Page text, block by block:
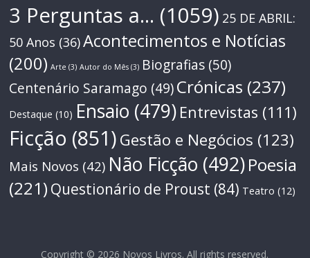
3 Perguntas a... (1059) 25 DE ABRIL:
50 Anos (36)Acontecimentos e Notícias
(200) Arte (3) Autor do Mês (3) Biografias (50)
Centenário Saramago (49)Crónicas (237)
Destaque (10) Ensaio (479) Entrevistas (111)
Ficção (851) Gestão e Negócios (123)
Mais Novos (42) Não Ficção (492)Poesia
(221) Questionário de Proust (84) Teatro (12)
Copyright © 2026 Novos Livros. All rights reserved.